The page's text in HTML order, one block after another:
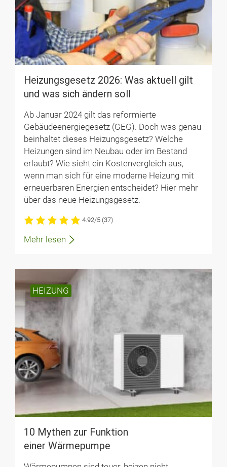
Heizungsgesetz 2026: Was aktuell gilt
und was sich ändern soll
Ab Januar 2024 gilt das reformierte
Gebäudeenergiegesetz (GEG). Doch was genau
beinhaltet dieses Heizungsgesetz? Welche
Heizungen sind im Neubau oder im Bestand
erlaubt? Wie sieht ein Kostenvergleich aus,
wenn man sich für eine moderne Heizung mit
erneuerbaren Energien entscheidet? Hier mehr
über das neue Heizungsgesetz.
4.92/5 (37)
Mehr lesen
HEIZUNG
10 Mythen zur Funktion
einer Wärmepumpe